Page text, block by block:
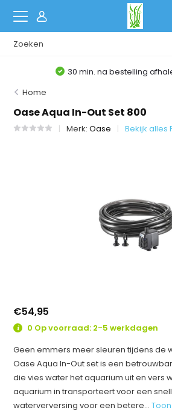
30 min. na bestelling
Home
Oase Aqua In-Out Set 800
Merk:Oase Bekijk alles
€54,95
0 Op voorraad: 2-5 werkdagen
Geen emmers meer sleuren tijdens de
Oase Aqua In-Out set is een
die vies water het aquarium uit en vers
aquarium in transporteert voor een
waterverversing voor een betere...